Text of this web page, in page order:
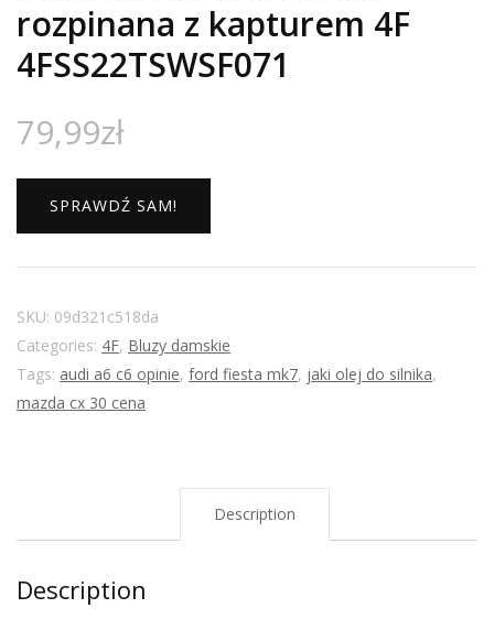
rozpinana z kapturem 4F
4FSS22TSWSF071
79,99zł
SPRAWDŹ SAM!
SKU: 09d321c518da
Categories: 4F, Bluzy damskie
Tags: audi a6 c6 opinie, ford fiesta mk7, jaki olej do silnika,
mazda cx 30 cena
Description
Description